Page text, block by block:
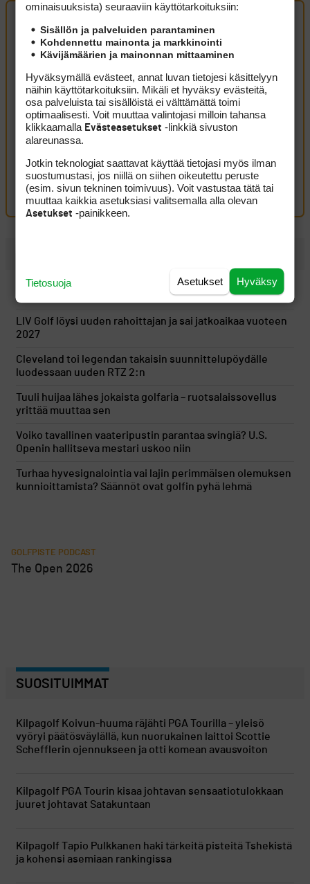
Artikkelin kommentit (1 kpl)
spinaakkerix16 helmikuun, 2017 15:51
Tulosluettelon mukaan Mikko edustaa Alankomaita!
http://www.worldsuper6perth.com/information/results/
Kirjaudu sisään vastataksesi
Oma kommentti
Kirjaudu sisään kommentoidaksesi
PGA Tourin runkosarja on Sami Välimäen osalta ohi,
seuraavan kisan ajankohta pysyy vielä hämärän peitossa
LIV Golf löysi uuden rahoittajan ja sai jatkoaikaa vuoteen
2027
Cleveland toi legendan takaisin suunnittelupöydälle
luodessaan uuden RTZ 2:n
Tuuli huijaa lähes jokaista golfaria – ruotsalaissovellus
yrittää muuttaa sen
Voiko tavallinen vaateripustin parantaa svingiä? U.S.
Openin hallitseva mestari uskoo niin
Turhaa hyvesignalointia vai lajin perimmäisen olemuksen
kunnioittamista? Säännöt ovat golfin pyhä lehmä
GOLFPISTE PODCAST
The Open 2026
SUOSITUIMMAT
Kilpagolf Koivun-huuma räjähti PGA Tourilla – yleisö
vyöryi päätösväylällä, kun nuorukainen laittoi Scottie
Schefflerin ojennukseen ja otti komean avausvoiton
Kilpagolf PGA Tourin kisaa johtavan sensaatiotulokkaan
juuret johtavat Satakuntaan
Kilpagolf Tapio Pulkkanen haki tärkeitä pisteitä Tshekistä
ja kohensi asemiaan rankingissa
ominaisuuk­sista) seuraaviin käyttötarkoituksiin:
Sisällön ja palveluiden parantaminen
Kohdennettu mainonta ja markkinointi
Kävijämäärien ja mainonnan mittaaminen
Hyväksymällä evästeet, annat luvan tietojesi käsittelyyn
näihin käyttötarkoituksiin. Mikäli et hyväksy evästeitä,
osa palveluista tai sisällöistä ei välttämättä toimi
optimaalisesti. Voit muuttaa valintojasi milloin tahansa
klikkaamalla Evästeasetukset -linkkiä sivuston
alareunassa.
Jotkin teknologiat saattavat käyttää tietojasi myös ilman
suostumustasi, jos niillä on siihen oikeutettu peruste
(esim. sivun tekninen toimivuus). Voit vastustaa tätä tai
muuttaa kaikkia asetuksiasi valitsemalla alla olevan
Asetukset -painikkeen.
Hyväksy
Asetukset
Tietosuoja